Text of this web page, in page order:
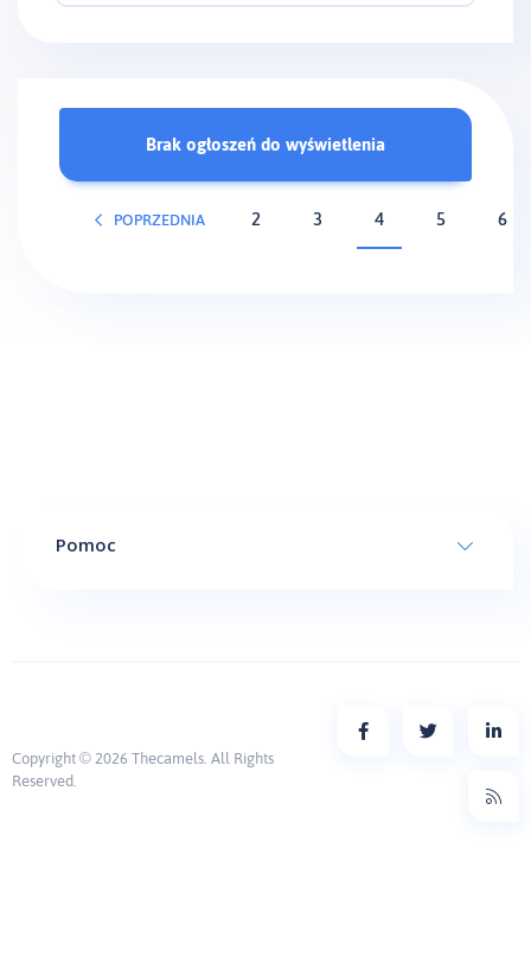
Brak ogłoszeń do wyświetlenia
2 3 4 5 6
Pomoc
Copyright © 2026 Thecamels. All Rights
Reserved.